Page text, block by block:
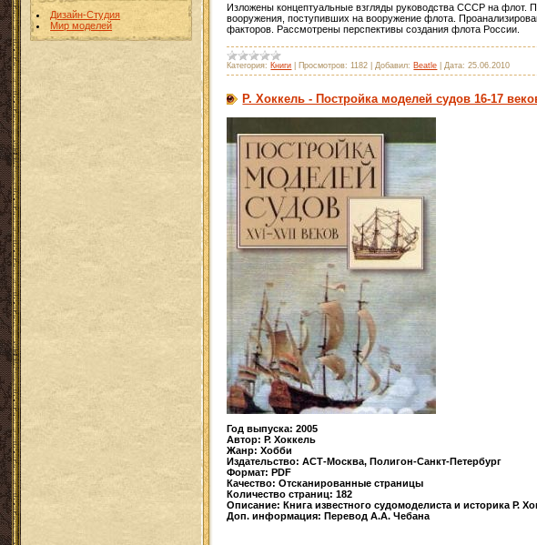
Дизайн-Студия
Мир моделей
Изложены концептуальные взгляды руководства СССР на флот.
вооружения, поступивших на вооружение флота.
факторов. Рассмотрены перспективы создания флота России.
Категория: Книги Просмотров: 1182 Добавил: Beatle Дата: 25.06.2010
Р. Хоккель - Постройка моделей судов 16-17
Год выпуска: 2005
Автор: Р. Хоккель
Жанр: Хобби
Издательство: АСТ-Москва, Полигон-Санкт-Петербург
Формат: PDF
Качество: Отсканированные страницы
Количество страниц: 182
Описание: Книга известного судомоделиста и историка Р.
Доп. информация: Перевод А.А. Чебана